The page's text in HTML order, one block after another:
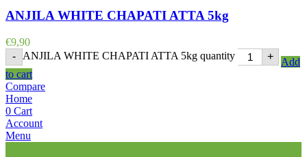
ANJILA WHITE CHAPATI ATTA 5kg
€9,90
-
ANJILA WHITE CHAPATI ATTA 5kg quantity +
Add
to cart
Compare
Home
0 Cart
Account
Menu